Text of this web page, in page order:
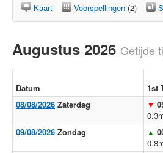
Kaart Voorspellingen (2)
Augustus 2026 Getijde
Datum 1st
08/08/2026 Zaterdag ▼
09/08/2026 Zondag ▲